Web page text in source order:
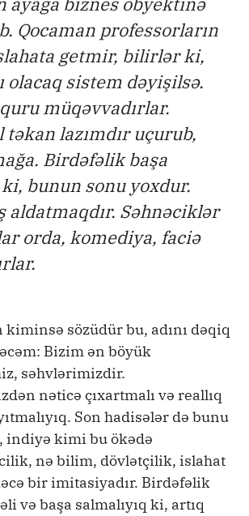
Qocaman professorların
getmir, bilirlər ki,
olacaq sistem dəyişilsə.
müqəvvadırlar.
təkan lazımdır uçurub,
Birdəfəlik başa
bunun sonu yoxdur.
aldatmaqdır. Səhnəciklər
orda, komediya, faciə
sözüdür bu, adını dəqiq
Bizim ən böyük
səhvlərimizdir.
nəticə çıxartmalı və reallıq
Son hadisələr də bunu
indiyə kimi bu ökədə
nə bilim, dövlətçilik, islahat
bir imitasiyadır. Birdəfəlik
və başa salmalıyıq ki, artıq